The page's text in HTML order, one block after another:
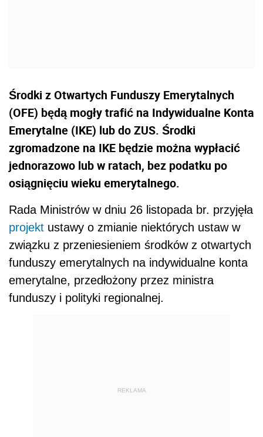
Środki z Otwartych Funduszy Emerytalnych
(OFE) będą mogły trafić na Indywidualne Konta
Emerytalne (IKE) lub do ZUS. Środki
zgromadzone na IKE będzie można wypłacić
jednorazowo lub w ratach, bez podatku po
osiągnięciu wieku emerytalnego.
Rada Ministrów w dniu 26 listopada br. przyjęła
projekt ustawy o zmianie niektórych ustaw w
związku z przeniesieniem środków z otwartych
funduszy emerytalnych na indywidualne konta
emerytalne, przedłożony przez ministra
funduszy i polityki regionalnej.
REKLAMA